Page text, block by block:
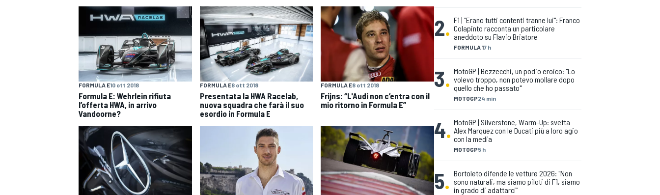
MONOPOSTO
FORMULA E10 ott 2018
Formula E: Wehrlein rifiuta
l’offerta HWA, in arrivo
Vandoorne?
FORMULA E8 ott 2018
Presentata la HWA Racelab,
nuova squadra che farà il suo
esordio in Formula E
FORMULA E8 ott 2018
Frijns: “L'Audi non c’entra con il
mio ritorno in Formula E”
2.
FORMULA 17 h
F1 | "Erano tutti contenti tranne lui": Franco
Colapinto racconta un particolare
aneddoto su Flavio Briatore
3.
MOTOGP24 min
MotoGP | Bezzecchi, un podio eroico: "Lo
volevo troppo, non potevo mollare dopo
quello che ho passato"
4.
MOTOGP5 h
MotoGP | Silverstone, Warm-Up: svetta
Alex Marquez con le Ducati più a loro agio
con la media
5. Bortoleto difende le vetture 2026: "Non
sono naturali, ma siamo piloti di F1, siamo
in grado di adattarci"